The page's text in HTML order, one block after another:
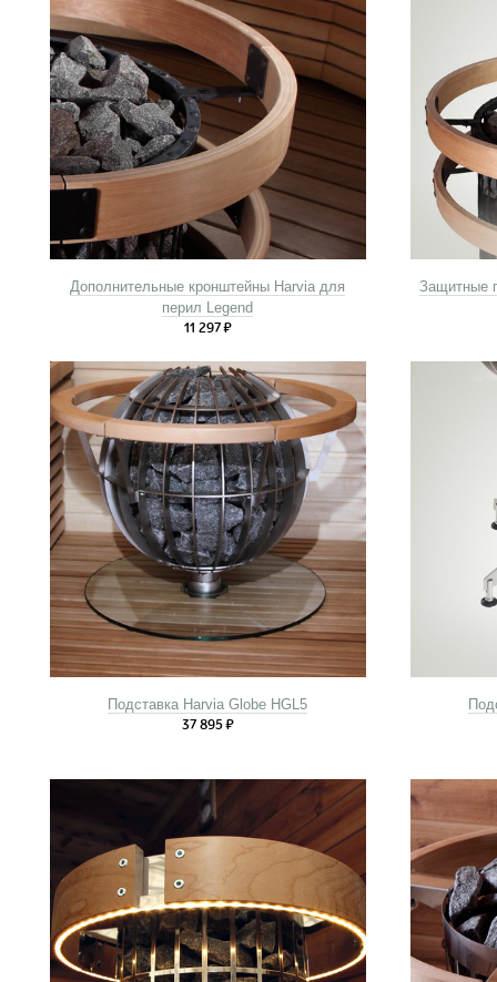
Дополнительные кронштейны Harvia для
перил Legend
11 297₽
Защитные
Подставка Harvia Globe HGL5
37 895₽